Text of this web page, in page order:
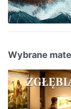
Wybrane